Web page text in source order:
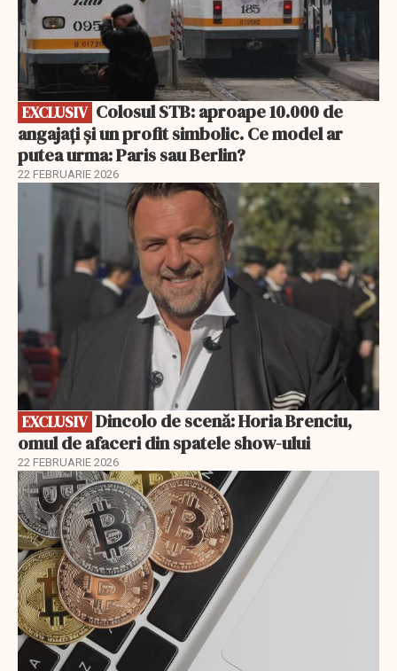
EXCLUSIV
angajați și un profit simbolic. Ce model ar
putea urma: Paris sau Berlin?
22 FEBRUARIE 2026
EXCLUSIV
EXCLUSIV
omul de afaceri din spatele show-ului
22 FEBRUARIE 2026